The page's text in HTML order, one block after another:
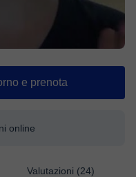
e prenota
online
Valutazioni (24)